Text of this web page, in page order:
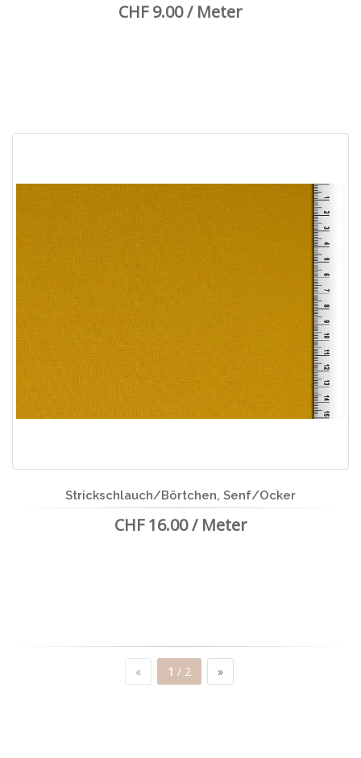
CHF 9.00 / Meter
Strickschlauch/Börtchen, Senf/Ocker
CHF 16.00 / Meter
« 1 / 2 »